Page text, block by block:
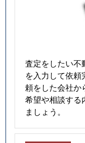
査定をしたい不
を入力して依
頼をした会社か
希望や相談する
ましょう。